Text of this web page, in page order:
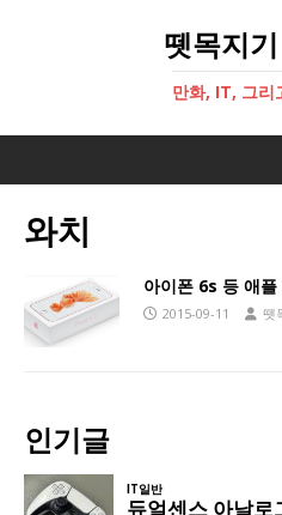
뗏목지
만화, IT, 그리
와치
아이폰 6s 등 애
2015-09-11 뗏
인기글